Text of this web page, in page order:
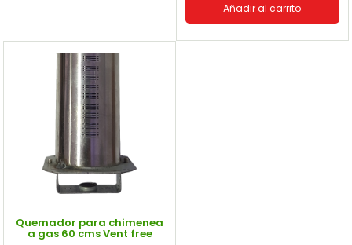
Añadir al carrito
Quemador para chimenea
a gas 60 cms Vent free